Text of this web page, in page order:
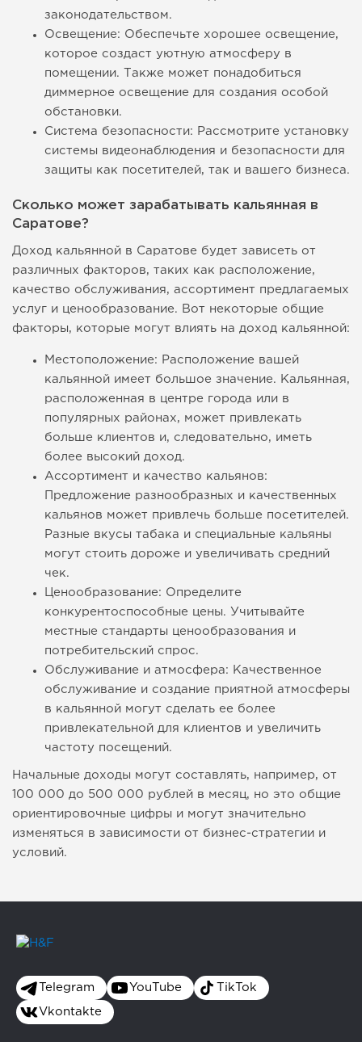
законодательством.
Освещение: Обеспечьте хорошее освещение,
которое создаст уютную атмосферу в
помещении. Также может понадобиться
диммерное освещение для создания особой
обстановки.
Система безопасности: Рассмотрите установку
системы видеонаблюдения и безопасности для
защиты как посетителей, так и вашего бизнеса.
Сколько может зарабатывать кальянная в
Саратове?
Доход кальянной в Саратове будет зависеть от
различных факторов, таких как расположение,
качество обслуживания, ассортимент предлагаемых
услуг и ценообразование. Вот некоторые общие
факторы, которые могут влиять на доход кальянной:
Местоположение: Расположение вашей
кальянной имеет большое значение. Кальянная,
расположенная в центре города или в
популярных районах, может привлекать
больше клиентов и, следовательно, иметь
более высокий доход.
Ассортимент и качество кальянов:
Предложение разнообразных и качественных
кальянов может привлечь больше посетителей.
Разные вкусы табака и специальные кальяны
могут стоить дороже и увеличивать средний
чек.
Ценообразование: Определите
конкурентоспособные цены. Учитывайте
местные стандарты ценообразования и
потребительский спрос.
Обслуживание и атмосфера: Качественное
обслуживание и создание приятной атмосферы
в кальянной могут сделать ее более
привлекательной для клиентов и увеличить
частоту посещений.
Начальные доходы могут составлять, например, от
100 000 до 500 000 рублей в месяц, но это общие
ориентировочные цифры и могут значительно
изменяться в зависимости от бизнес-стратегии и
условий.
Telegram YouTube TikTok
Vkontakte